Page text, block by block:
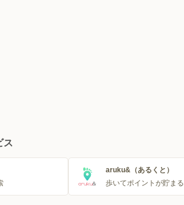
ス
aruku&（あるくと）
歩いてポイントが貯まる